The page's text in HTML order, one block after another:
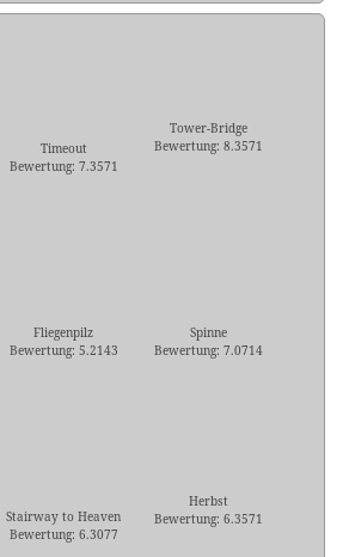
Timeout
Bewertung: 7.3571
Tower-Bridge
Bewertung: 8.3571
Fliegenpilz
Bewertung: 5.2143
Spinne
Bewertung: 7.0714
Stairway to Heaven
Bewertung: 6.3077
Herbst
Bewertung: 6.3571